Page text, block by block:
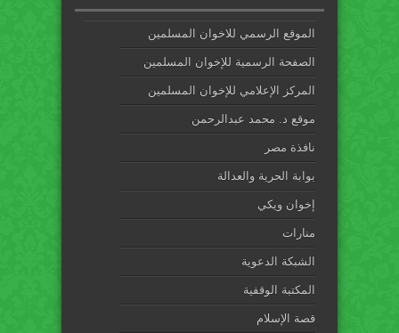
الموقع الرسمي للاخوان المسلمين
الصفحة الرسمية للإخوان المسلمين
المركز الإعلامي للإخوان المسلمين
موقع د. محمد عبدالرحمن
نافذة مصر
بوابة الحرية والعدالة
إخوان ويكي
منارات
الشبكة الدعوية
المكتبة الوقفية
قصة الإسلام